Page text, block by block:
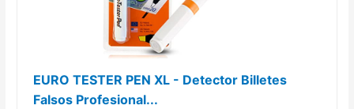
EURO TESTER PEN XL - Detector Billetes
Falsos Profesional...